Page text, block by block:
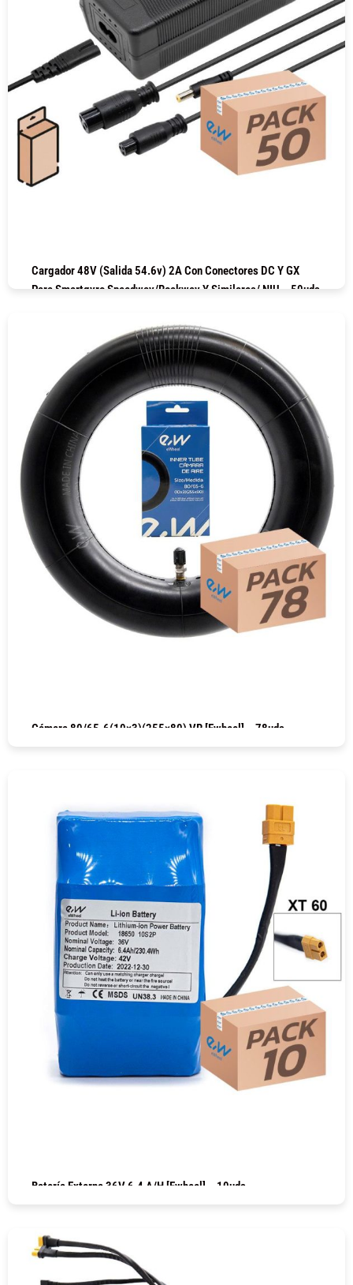
Cargador 48V (salida 54.6v) 2A Con Conectores DC Y GX
Para Smartgyro Speedway/Rockway Y Similares/ NIU – 50uds
Cámara 80/65-6(10×3)(255×80) VR [Ewheel] – 78uds
Batería Externa 36V 6.4 A/h [Ewheel] – 10uds